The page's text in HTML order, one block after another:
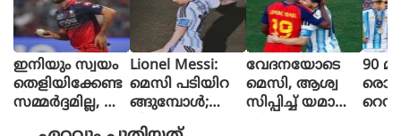
ഇനിയും സ്വയം
തെളിയിക്കേണ്ട
സമ്മർദ്ദമില്ല, അ
Lionel Messi:
മെസി പടിയിറ
ങ്ങുമ്പോൾ;
വീണ്ടും
വേദനയോടെ
മെസി, ആശ്വ
സിപ്പിച്ച് യമാൽ
90
രൊറ്റ